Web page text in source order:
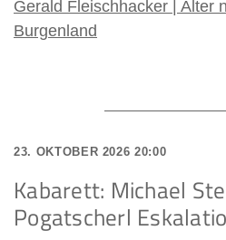
Gerald Fleischhacker | Alter
Burgenland
23. OKTOBER 2026 20:00
Kabarett: Michael
Pogatscherl